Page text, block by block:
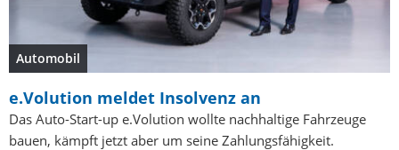
Automobil
e.Volution meldet Insolvenz an
Das Auto-Start-up e.Volution wollte nachhaltige Fahrzeuge
bauen, kämpft jetzt aber um seine Zahlungsfähigkeit.